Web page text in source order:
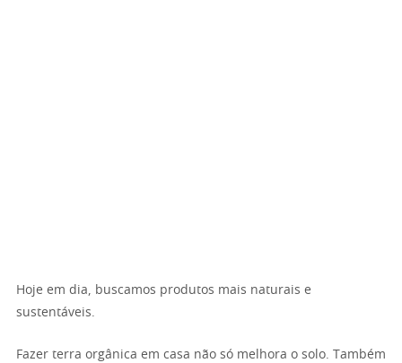
Hoje em dia, buscamos produtos mais naturais e
sustentáveis.
Fazer terra orgânica em casa não só melhora o solo. Também